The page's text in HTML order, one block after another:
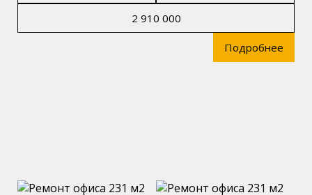
2 910 000
Подробнее